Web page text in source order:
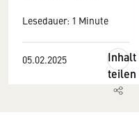
Lesedauer: 1 Minute
05.02.2025
Inhalt
teilen